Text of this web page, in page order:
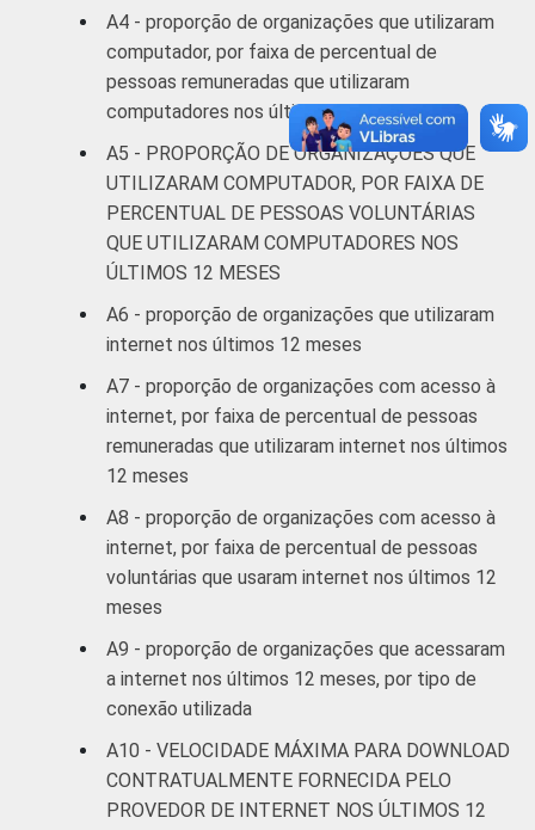
Base: 2.781 organizações sem fins
lucrativos que declararam utilizar
computador. Dados coletados entre outubro
de 2012 e março de 2013.
Fonte: NIC.br - out/2012 a mar/2013
A4 - proporção de organizações que utilizaram
computador, por faixa de percentual de
pessoas remuneradas que utilizaram
computadores nos últimos 12 meses
A5 - PROPORÇÃO DE ORGANIZAÇÕES QUE
UTILIZARAM COMPUTADOR, POR FAIXA DE
PERCENTUAL DE PESSOAS VOLUNTÁRIAS
QUE UTILIZARAM COMPUTADORES NOS
ÚLTIMOS 12 MESES
A6 - proporção de organizações que utilizaram
internet nos últimos 12 meses
A7 - proporção de organizações com acesso à
internet, por faixa de percentual de pessoas
remuneradas que utilizaram internet nos últimos
12 meses
A8 - proporção de organizações com acesso à
internet, por faixa de percentual de pessoas
voluntárias que usaram internet nos últimos 12
meses
A9 - proporção de organizações que acessaram
a internet nos últimos 12 meses, por tipo de
conexão utilizada
A10 - VELOCIDADE MÁXIMA PARA DOWNLOAD
CONTRATUALMENTE FORNECIDA PELO
PROVEDOR DE INTERNET NOS ÚLTIMOS 12